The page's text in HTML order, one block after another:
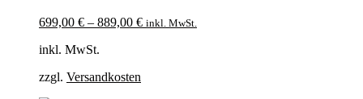
699,00 € – 889,00 € inkl. MwSt.
inkl. MwSt.
zzgl. Versandkosten